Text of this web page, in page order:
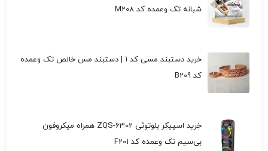
شبانه تک وعمده کد M208
خرید دستبند مسی کد 1 | دستبند مس خالص تک وعمده
کد B209
خرید اسپیکر بلوتوثی ZQS-6302 همراه میکروفون
بی‌سیم تک وعمده کد F201